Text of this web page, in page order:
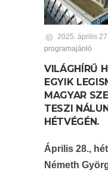
2025. április
programajánló
VILÁGHÍRŰ
EGYIK
MAGYAR
TESZI
HÉTVÉGÉN.
Április 28.,
Németh